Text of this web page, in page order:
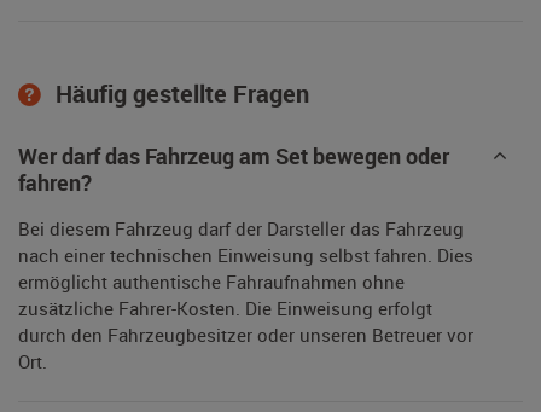
Häufig gestellte Fragen
Wer darf das Fahrzeug am Set bewegen oder
fahren?
Bei diesem Fahrzeug darf der Darsteller das Fahrzeug
nach einer technischen Einweisung selbst fahren. Dies
ermöglicht authentische Fahraufnahmen ohne
zusätzliche Fahrer-Kosten. Die Einweisung erfolgt
durch den Fahrzeugbesitzer oder unseren Betreuer vor
Ort.